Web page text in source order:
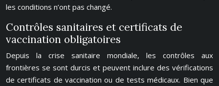
les conditions n’ont pas changé.
Contrôles sanitaires et certificats de
vaccination obligatoires
Depuis la crise sanitaire mondiale, les contrôles aux
frontières se sont durcis et peuvent inclure des vérifications
de certificats de vaccination ou de tests médicaux. Bien que